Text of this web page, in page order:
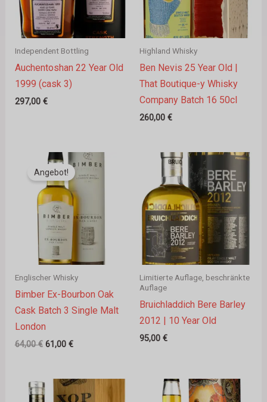
Independent Bottling
Auchentoshan 22 Year Old
1999 (cask 3)
297,00 €
Highland Whisky
Ben Nevis 25 Year Old |
That Boutique-y Whisky
Company Batch 16 50cl
260,00 €
Angebot!
Englischer Whisky
Bimber Ex-Bourbon Oak
Cask Batch 3 Single Malt
London
64,00€
Ursprünglicher
Preis
war:
64,00 €
61,00 €
Aktueller
Preis
ist:
61,00 €.
Limitierte Auflage, beschränkte
Auflage
Bruichladdich Bere Barley
2012 | 10 Year Old
95,00 €